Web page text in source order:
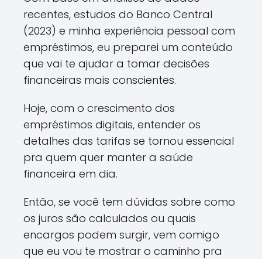
recentes, estudos do Banco Central
(2023) e minha experiência pessoal com
empréstimos, eu preparei um conteúdo
que vai te ajudar a tomar decisões
financeiras mais conscientes.
Hoje, com o crescimento dos
empréstimos digitais, entender os
detalhes das tarifas se tornou essencial
pra quem quer manter a saúde
financeira em dia.
Então, se você tem dúvidas sobre como
os juros são calculados ou quais
encargos podem surgir, vem comigo
que eu vou te mostrar o caminho pra